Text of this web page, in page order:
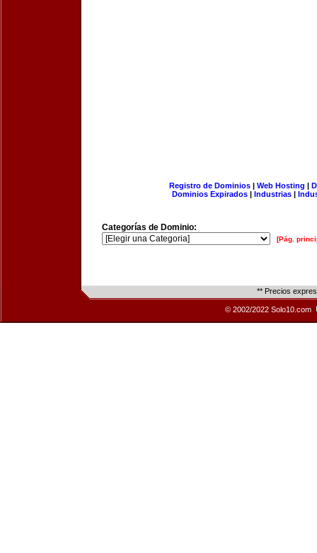
Registro de Dominios| Web Hosting |
Dominios Expirados | Industrias |
Categorías de Dominio:
[Pág.
** Precios
© 2002/2022 Solo10.com